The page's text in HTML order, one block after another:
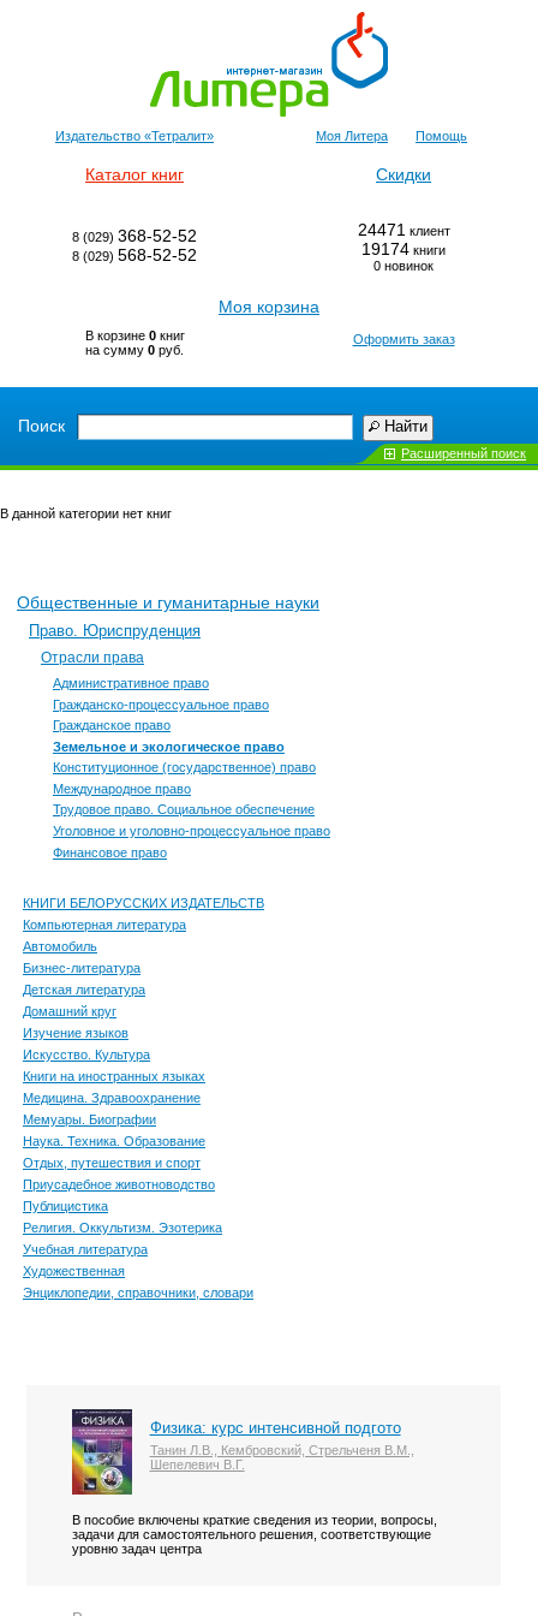
Издательство «Тетралит» Моя Литера Помощь
Каталог книг Скидки
8 (029) 368-52-52
8 (029) 568-52-52
24471 клиент
19174 книги
0 новинок
Моя корзина
В корзине 0книг
на сумму 0 руб.
Оформить заказ
Поиск Найти
Расширенный поиск
В данной категории нет книг
Общественные и гуманитарные науки
Право. Юриспруденция
Отрасли права
Административное право
Гражданско-процессуальное право
Гражданское право
Земельное и экологическое право
Конституционное (государственное) право
Международное право
Трудовое право. Социальное обеспечение
Уголовное и уголовно-процессуальное право
Финансовое право
КНИГИ БЕЛОРУССКИХ ИЗДАТЕЛЬСТВ
Компьютерная литература
Автомобиль
Бизнес-литература
Детская литература
Домашний круг
Изучение языков
Искусство. Культура
Книги на иностранных языках
Медицина. Здравоохранение
Мемуары. Биографии
Наука. Техника. Образование
Отдых, путешествия и спорт
Приусадебное животноводство
Публицистика
Религия. Оккультизм. Эзотерика
Учебная литература
Художественная
Энциклопедии, справочники, словари
Физика: курс интенсивной подгото
Танин Л.В., Кембровский, Стрельченя В.М.,
Шепелевич В.Г.
В пособие включены краткие сведения из теории, вопросы,
задачи для самостоятельного решения, соответствующие
уровню задач центра